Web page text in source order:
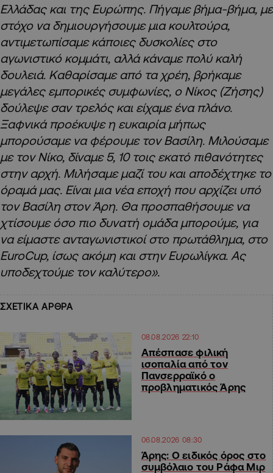
Ελλάδας και της Ευρώπης. Πήγαμε βήμα-βήμα, με
στόχο να δημιουργήσουμε μια κουλτούρα,
αντιμετωπίσαμε κάποιες δυσκολίες στο
αγωνιστικό κομμάτι, αλλά κάναμε πολύ καλή
δουλειά. Καθαρίσαμε από τα χρέη, βρήκαμε
μεγάλες εμπορικές συμφωνίες, ο Νίκος (Ζήσης)
δούλεψε σαν τρελός και είχαμε ένα πλάνο.
Ξαφνικά προέκυψε η ευκαιρία μήπως
μπορούσαμε να φέρουμε τον Βασίλη. Μιλούσαμε
με τον Νίκο, δίναμε 5, 10 τοις εκατό πιθανότητες
στην αρχή. Μιλήσαμε μαζί του και αποδέχτηκε το
όραμά μας. Είναι μια νέα εποχή που αρχίζει υπό
τον Βασίλη στον Άρη. Θα προσπαθήσουμε να
χτίσουμε όσο πιο δυνατή ομάδα μπορούμε, για
να είμαστε ανταγωνιστικοί στο πρωτάθλημα, στο
EuroCup, ίσως ακόμη και στην Ευρωλίγκα. Ας
υποδεχτούμε τον καλύτερο».
ΣΧΕΤΙΚΑ ΑΡΘΡΑ
08.08.2026 22:10
Απέσπασε φιλική
ισοπαλία από τον
Πανσερραϊκό ο
προβληματικός Άρης
06.08.2026 08:30
Άρης: Ο ειδικός όρος στο
συμβόλαιο του Ράφα Μιρ